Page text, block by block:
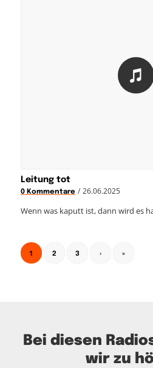
Leitung tot
0 Kommentare / 26.06.2025
Wenn was kaputt ist, dann wird es
1 2 3 › »
Bei diesen
wir zu